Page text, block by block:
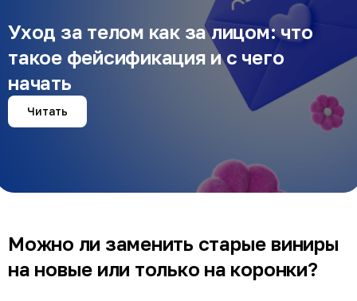
Уход за телом как за лицом: что
такое фейсификация и с чего
начать
Читать
Можно ли заменить старые виниры
на новые или только на коронки?